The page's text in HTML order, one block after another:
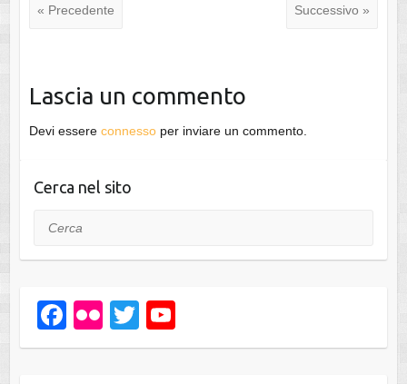
« Precedente Successivo »
Lascia un commento
Devi essere connessoper inviare un commento.
Cerca nel sito
Cerca
F
a
Fl
ic
T
wi
Y
o